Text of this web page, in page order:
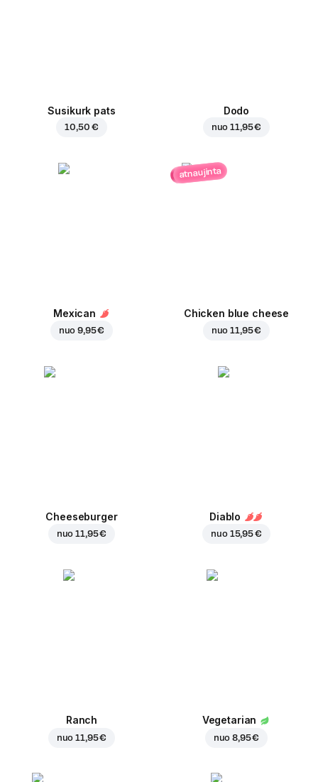
Susikurk pats
10,50 €
Dodo
nuo11,95 €
Mexican
nuo9,95 €
atnaujinta
Chicken blue cheese
nuo11,95 €
Cheeseburger
nuo11,95 €
Diablo
nuo 15,95 €
Ranch
nuo11,95 €
Vegetarian
nuo8,95 €